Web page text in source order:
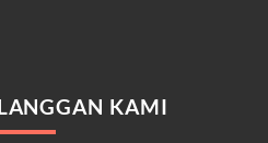
KAMI